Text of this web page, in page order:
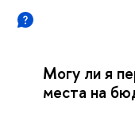
Могу ли я
места на